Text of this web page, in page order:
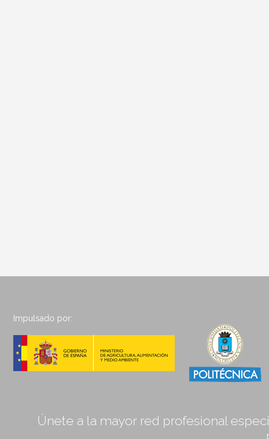
Impulsado por:
Únete a la mayor red profesional